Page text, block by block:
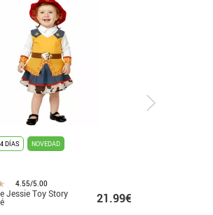
ENTREGA 3/4 DÍAS
Disfraz de Ratoncita rosa
para bebé